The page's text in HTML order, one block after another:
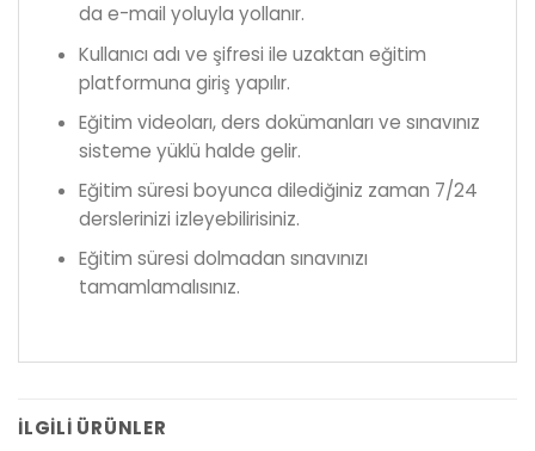
da e-mail yoluyla yollanır.
Kullanıcı adı ve şifresi ile uzaktan eğitim
platformuna giriş yapılır.
Eğitim videoları, ders dokümanları ve sınavınız
sisteme yüklü halde gelir.
Eğitim süresi boyunca dilediğiniz zaman 7/24
derslerinizi izleyebilirisiniz.
Eğitim süresi dolmadan sınavınızı
tamamlamalısınız.
İLGILI ÜRÜNLER